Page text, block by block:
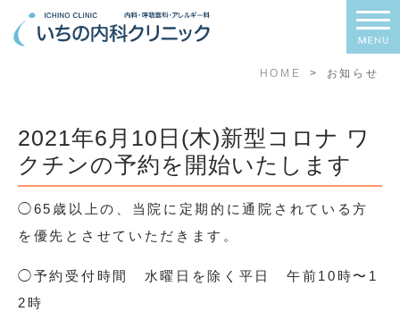
HOME お知らせ
2021年6月10日(木)新型コロナ ワ
クチンの予約を開始いたします
◯65歳以上の、当院に定期的に通院されている方
を優先とさせていただきます。
◯予約受付時間 水曜日を除く平日 午前10時〜1
2時